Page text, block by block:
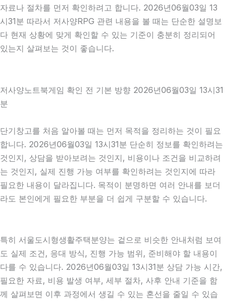
자료나 절차를 먼저 확인하려고 합니다. 2026년06월03일 13
시31분 따라서 저사양RPG 관련 내용을 볼 때는 단순한 설명보
다 현재 상황에 맞게 확인할 수 있는 기준이 충분히 정리되어
있는지 살펴보는 것이 좋습니다.
저사양노트북게임 확인 전 기본 방향 2026년06월03일 13시31
분
단기창고를 처음 알아볼 때는 먼저 목적을 정리하는 것이 필요
합니다. 2026년06월03일 13시31분 단순히 정보를 확인하려는
것인지, 상담을 받아보려는 것인지, 비용이나 조건을 비교하려
는 것인지, 실제 진행 가능 여부를 확인하려는 것인지에 따라
필요한 내용이 달라집니다. 목적이 분명하면 여러 안내를 보더
라도 본인에게 필요한 부분을 더 쉽게 구분할 수 있습니다.
특히 서울도시형생활주택분양는 겉으로 비슷한 안내처럼 보여
도 실제 조건, 응대 방식, 진행 가능 범위, 준비해야 할 내용이
다를 수 있습니다. 2026년06월03일 13시31분 상담 가능 시간,
필요한 자료, 비용 발생 여부, 세부 절차, 사후 안내 기준을 함
께 살펴보면 이후 과정에서 생길 수 있는 혼선을 줄일 수 있습